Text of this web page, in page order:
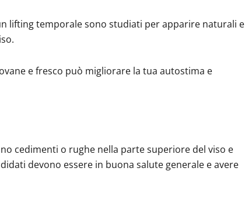
lifting temporale sono studiati per apparire naturali e
e fresco può migliorare la tua autostima e
cedimenti o rughe nella parte superiore del viso e
devono essere in buona salute generale e avere